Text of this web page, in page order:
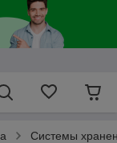
Системы